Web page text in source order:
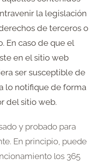
la legislación
de terceros o
En caso de que el
en el sitio web
ser susceptible de
lo notifique de forma
del sitio web.
y probado para
En principio, puede
los 365